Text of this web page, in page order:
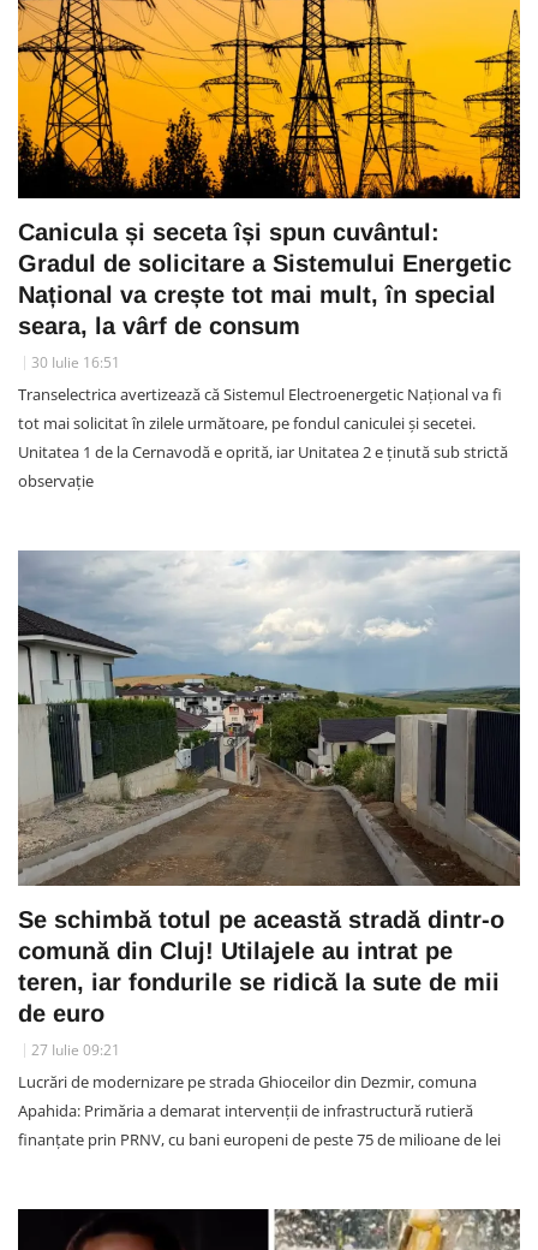
Canicula și seceta își spun cuvântul:
Gradul de solicitare a Sistemului Energetic
Național va crește tot mai mult, în special
seara, la vârf de consum
30 Iulie 16:51
Transelectrica avertizează că Sistemul Electroenergetic Național va fi
tot mai solicitat în zilele următoare, pe fondul caniculei și secetei.
Unitatea 1 de la Cernavodă e oprită, iar Unitatea 2 e ținută sub strictă
observație
Se schimbă totul pe această stradă dintr-o
comună din Cluj! Utilajele au intrat pe
teren, iar fondurile se ridică la sute de mii
de euro
27 Iulie 09:21
Lucrări de modernizare pe strada Ghioceilor din Dezmir, comuna
Apahida: Primăria a demarat intervenții de infrastructură rutieră
finanțate prin PRNV, cu bani europeni de peste 75 de milioane de lei